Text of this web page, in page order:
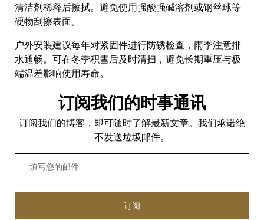
清洁剂稀释后擦拭。避免使用强酸强碱溶剂或钢丝球等
硬物刮擦表面。
户外安装建议每年对紧固件进行防锈检查，雨季注意排
水通畅。可在冬季积雪后及时清扫，避免长期重压与极
端温差影响使用寿命。
订阅我们的时事通讯
订阅我们的博客，即可随时了解最新文章。我们承诺绝
不发送垃圾邮件。
订阅